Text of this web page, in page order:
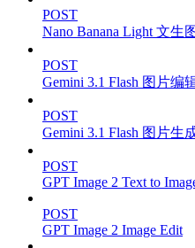
POST
Nano Banana Light 文生
POST
Gemini 3.1 Flash 图片编
POST
Gemini 3.1 Flash 图片生
POST
GPT Image 2 Text to
POST
GPT Image 2 Image Edit